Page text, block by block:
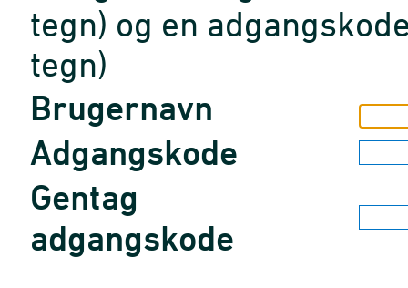
tegn) og en
tegn)
Brugernavn
Adgangskode
Gentag
adgangskode